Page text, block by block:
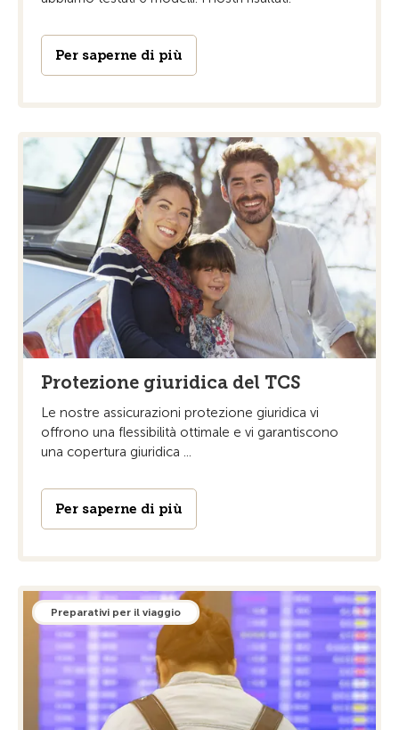
Per saperne di più
Protezione giuridica del TCS
Le nostre assicurazioni protezione giuridica vi
offrono una flessibilità ottimale e vi garantiscono
una copertura giuridica ...
Per saperne di più
Preparativi per il viaggio